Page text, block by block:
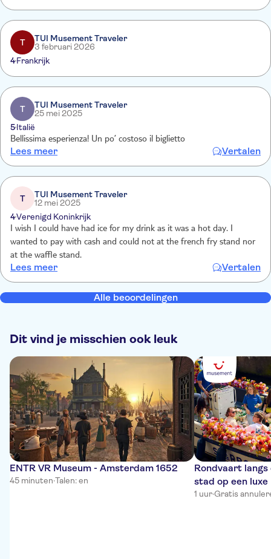
T
TUI Musement Traveler
3 februari 2026
4Frankrijk
T
TUI Musement Traveler
25 mei 2025
5Italië
Bellissima esperienza! Un po’ costoso il biglietto
Lees meer Vertalen
T
TUI Musement Traveler
12 mei 2025
4Verenigd Koninkrijk
I wish I could have had ice for my drink as it was a hot day. I
wanted to pay with cash and could not at the french fry stand nor
at the waffle stand.
Lees meer Vertalen
Alle beoordelingen
Dit vind je misschien ook leuk
ENTR VR Museum - Amsterdam 1652
45 minuten·Talen: en
Rondvaart
stad op een
1 uur·Gratis